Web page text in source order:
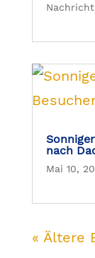
nach
Mai 10,
« Ältere